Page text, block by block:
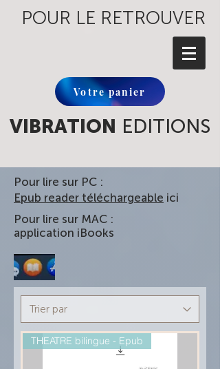
POUR LE RETROUVER
Votre panier
VIBRATION EDITIONS
Pour lire sur PC :
Epub reader téléchargeable ici
Pour lire sur MAC :
application iBooks
THEATRE bilingue - Epub